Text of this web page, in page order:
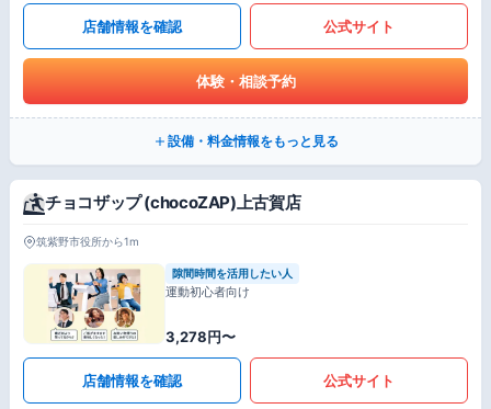
店舗情報を確認 公式サイト
体験・相談予約
設備・料金情報をもっと見る
チョコザップ (chocoZAP)上古賀店
筑紫野市役所から1m
隙間時間を活用したい人
運動初心者向け
3,278円〜
店舗情報を確認 公式サイト